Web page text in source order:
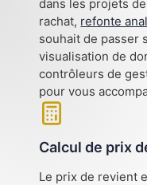
dans les projets
rachat, refonte
souhait de passer
visualisation de
contrôleurs de
pour vous
Calcul de prix
Le prix de revient